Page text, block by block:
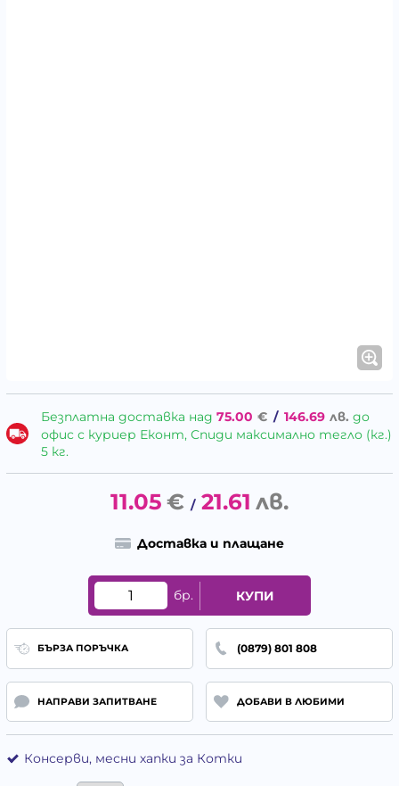
Безплатна доставка над 75.00 € / 146.69 лв. до
офис с куриер Еконт, Спиди максимално тегло (кг.)
5 кг.
11.05 € / 21.61 лв.
Доставка и плащане
бр. КУПИ
БЪРЗА ПОРЪЧКА (0879) 801 808
НАПРАВИ ЗАПИТВАНЕ ДОБАВИ В ЛЮБИМИ
Консерви, месни хапки за Котки